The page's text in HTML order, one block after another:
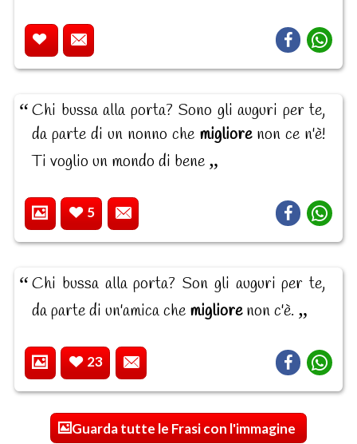
Chi bussa alla porta? Sono gli auguri per te,
da parte di un nonno che migliorenon ce n'è!
Ti voglio un mondo di bene
5
Chi bussa alla porta? Son gli auguri per te,
da parte di un'amica che migliorenon c'è.
23
Guarda tutte le Frasi con l'immagine